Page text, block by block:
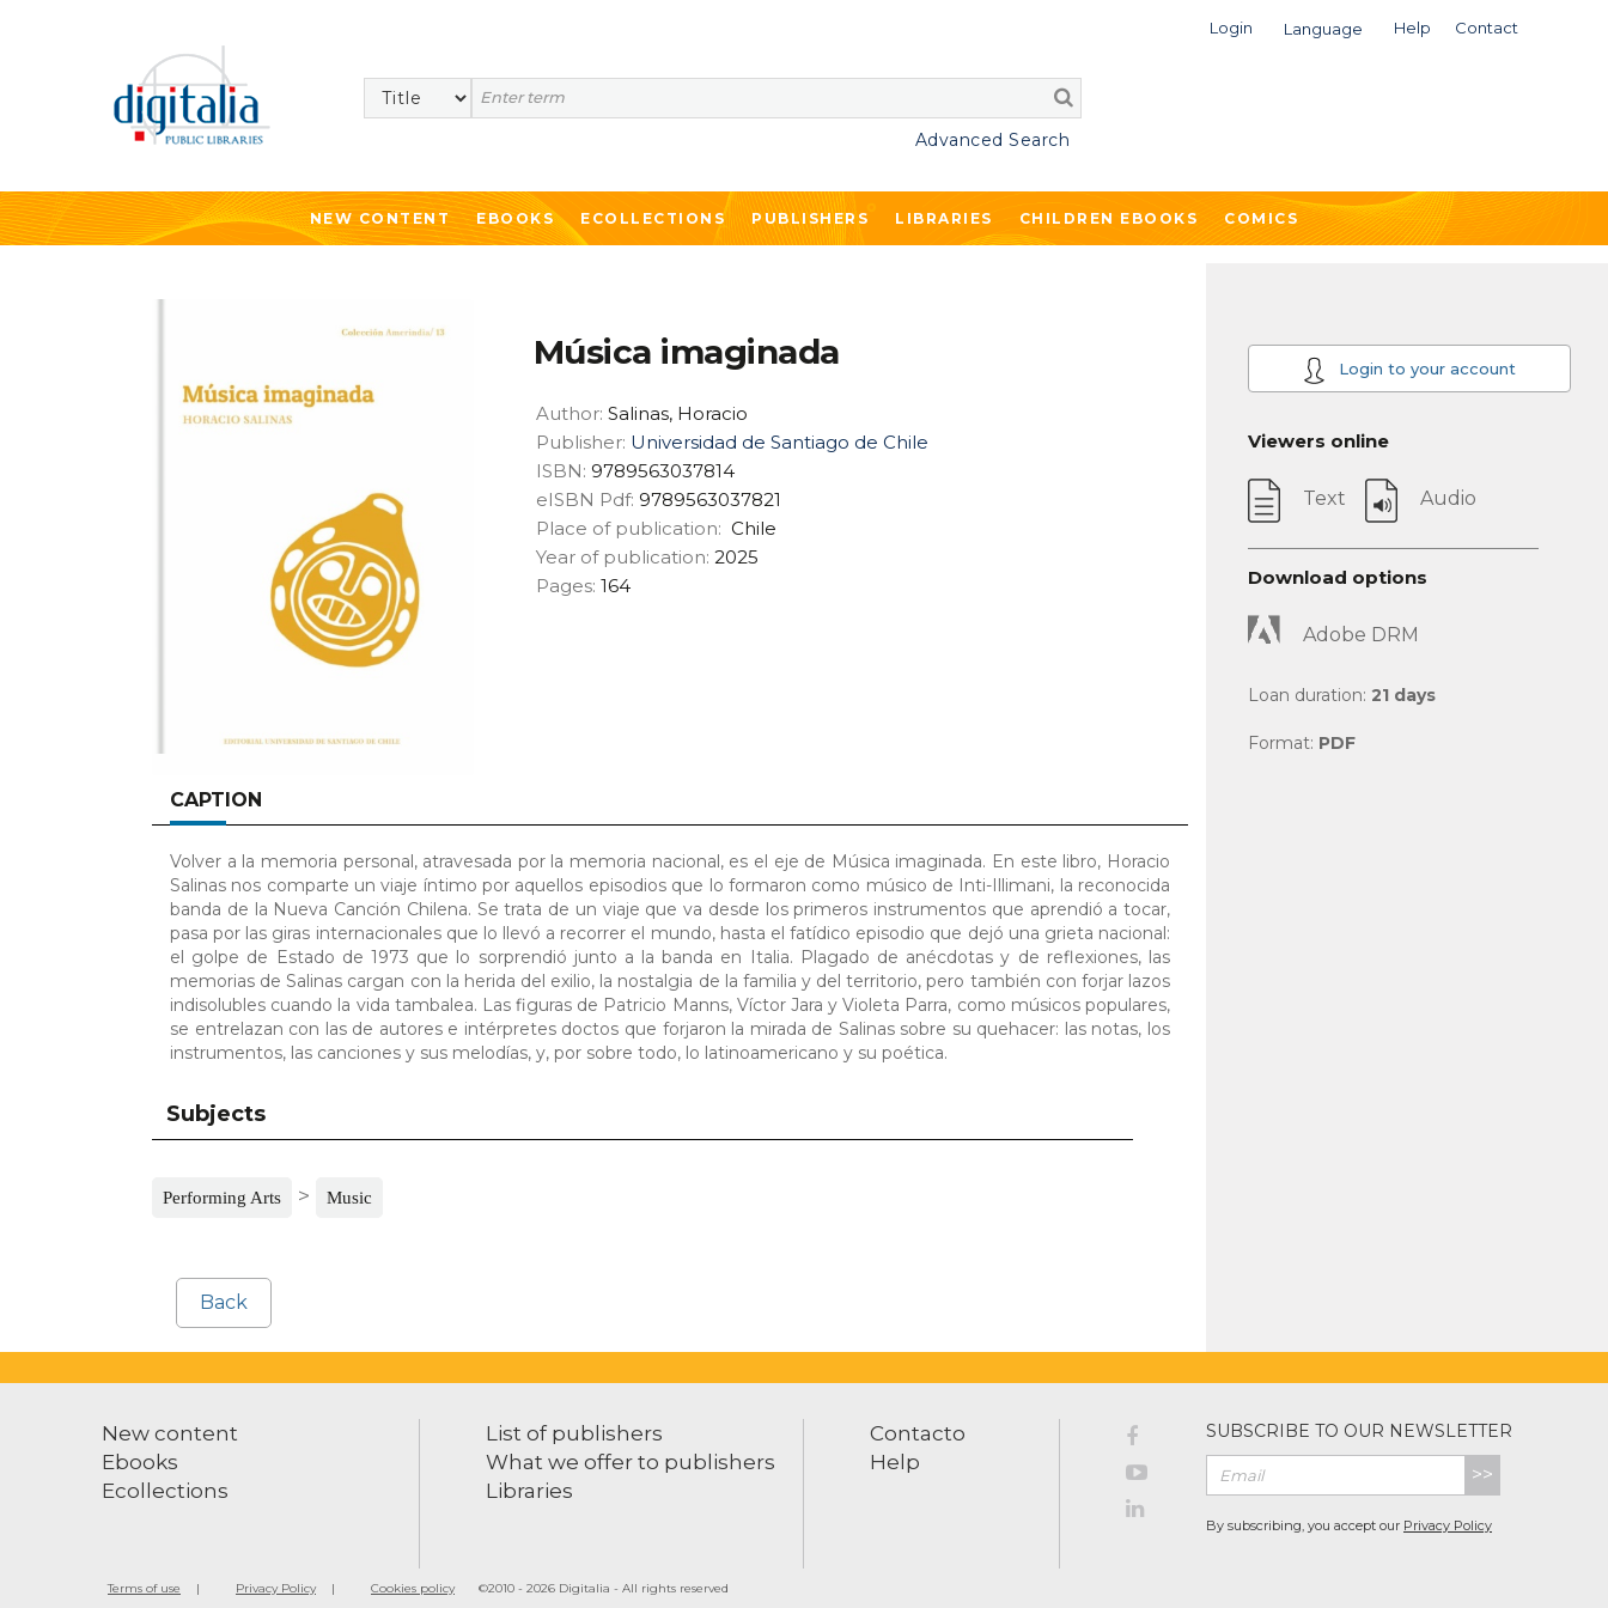
Login Language Help Contact
Search
Advanced Search
NEW CONTENT EBOOKS ECOLLECTIONS PUBLISHERS LIBRARIES CHILDREN EBOOKS COMICS
Música imaginada
Author: Salinas, Horacio
Publisher: Universidad de Santiago de Chile
ISBN: 9789563037814
eISBN Pdf: 9789563037821
Place of publication: Chile
Year of publication: 2025
Pages: 164
CAPTION
Volver a la memoria personal, atravesada por la memoria nacional, es el eje de Música imaginada. En este libro, Horacio
Salinas nos comparte un viaje íntimo por aquellos episodios que lo formaron como músico de Inti-Illimani, la reconocida
banda de la Nueva Canción Chilena. Se trata de un viaje que va desde los primeros instrumentos que aprendió a tocar,
pasa por las giras internacionales que lo llevó a recorrer el mundo, hasta el fatídico episodio que dejó una grieta nacional:
el golpe de Estado de 1973 que lo sorprendió junto a la banda en Italia. Plagado de anécdotas y de reflexiones, las
memorias de Salinas cargan con la herida del exilio, la nostalgia de la familia y del territorio, pero también con forjar lazos
indisolubles cuando la vida tambalea. Las figuras de Patricio Manns, Víctor Jara y Violeta Parra, como músicos populares,
se entrelazan con las de autores e intérpretes doctos que forjaron la mirada de Salinas sobre su quehacer: las notas, los
instrumentos, las canciones y sus melodías, y, por sobre todo, lo latinoamericano y su poética.
Subjects
Performing Arts > Music
Back
Login to your account
Viewers online
Text Audio
Download options
Adobe DRM
Loan duration: 21 days
Format: PDF
New content
Ebooks
Ecollections
List of publishers
What we offer to publishers
Libraries
Contacto
Help
SUBSCRIBE TO OUR NEWSLETTER
>>
By subscribing, you accept our Privacy Policy
Terms of use Privacy Policy Cookies policy ©2010 - 2026 Digitalia - All rights reserved